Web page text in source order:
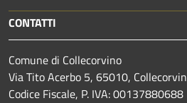
CONTATTI
Comune di Collecorvino
Via Tito Acerbo 5, 65010,
Codice Fiscale, P. IVA: 00137880688